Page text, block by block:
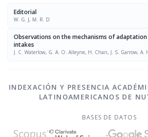
Editorial
W. G. J, M. R. D
Observations on the mechanisms of
intakes
J. C. Waterlow, G. A. O. Alleyne, H. Chan, J. S. Garrow, A.
INDEXACIÓN Y PRESENCIA
LATINOAMERICANOS DE
BASES DE DATOS